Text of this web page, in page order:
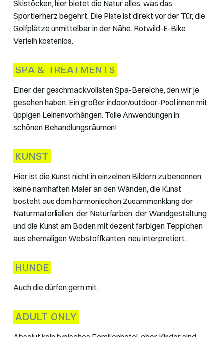
Skistöcken, hier bietet die Natur alles, was das
Sportlerherz begehrt. Die Piste ist direkt vor der Tür, die
Golfplätze unmittelbar in der Nähe. Rotwild-E-Bike
Verleih kostenlos.
SPA & TREATMENTS
Einer der geschmackvollsten Spa-Bereiche, den wir je
gesehen haben. Ein großer indoor/outdoor-Pool,innen mit
üppigen Leinenvorhängen. Tolle Anwendungen in
schönen Behandlungsräumen!
KUNST
Hier ist die Kunst nicht in einzelnen Bildern zu benennen,
keine namhaften Maler an den Wänden, die Kunst
besteht aus dem harmonischen Zusammenklang der
Naturmaterlialien, der Naturfarben, der Wandgestaltung
und die Kunst am Boden mit dezent farbigen Teppichen
aus ehemaligen Webstoffkanten, neu interpretiert.
HUNDE
Auch die dürfen gern mit.
ADULT ONLY